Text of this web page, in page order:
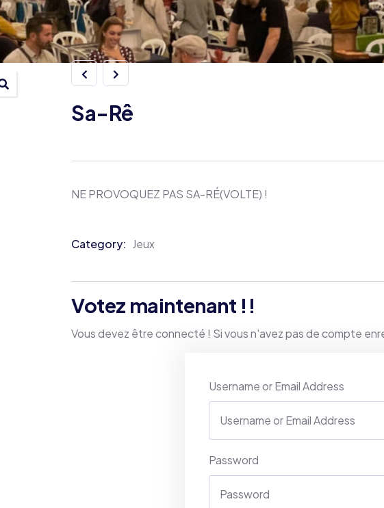
Sa-Rê
NE PROVOQUEZ PAS SA-RÉ(VOLTE) !
Category: Jeux
Votez maintenant !!
Vous devez être connecté ! Si vous n'avez pas de compte
Username or Email Address
Password